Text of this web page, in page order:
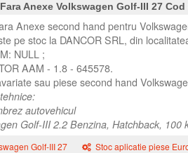
Anexe Volkswagen Golf-III 27
Anexe second hand pentru
pe stoc la DANCOR SRL, din
NULL ;
AAM - 1.8 - 645578.
sau piese second hand
autovehicul
Golf-III 2.2 Benzina, Hatchback, 100
Golf-III 27 Stoc aplicatie piese